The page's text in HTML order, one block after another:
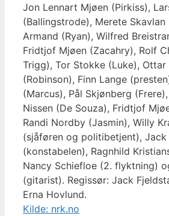
Jon Lennart Mjøen (Pirkiss),
(Ballingstrode), Merete
Armand (Ryan), Wilfred
Fridtjof Mjøen (Zacahry), Rolf
Trigg), Tor Stokke (Luke), Ottar
(Robinson), Finn Lange
(Marcus), Pål Skjønberg
Nissen (De Souza), Fridtjof
Randi Nordby (Jasmin), Willy
(sjåføren og politibetjent), Jack
(konstabelen), Ragnhild
Nancy Schiefloe (2. flyktning)
(gitarist). Regissør: Jack
Erna Hovlund.
Kilde: nrk.no